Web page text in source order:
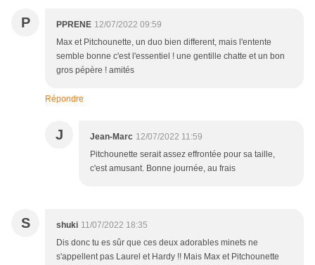
P PPRENE 12/07/2022 09:59
Max et Pitchounette, un duo bien different, mais l'entente
semble bonne c'est l'essentiel ! une gentille chatte et un bon
gros pépère ! amités
Répondre
J Jean-Marc 12/07/2022 11:59
Pitchounette serait assez effrontée pour sa taille,
c'est amusant. Bonne journée, au frais
S shuki 11/07/2022 18:35
Dis donc tu es sûr que ces deux adorables minets ne
s'appellent pas Laurel et Hardy !! Mais Max et Pitchounette